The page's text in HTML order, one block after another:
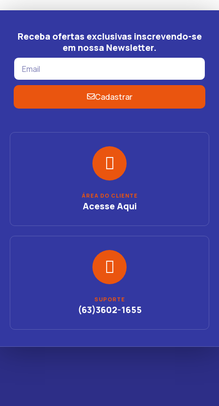
Receba ofertas exclusivas inscrevendo-se
em nossa Newsletter.
Cadastrar
ÁREA DO CLIENTE
Acesse Aqui
SUPORTE
(63)3602-1655